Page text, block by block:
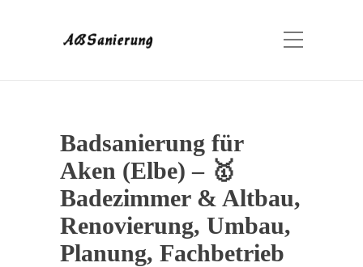
Badsanierung für
Aken (Elbe) – 🥇
Badezimmer & Altbau,
Renovierung, Umbau,
Planung, Fachbetrieb